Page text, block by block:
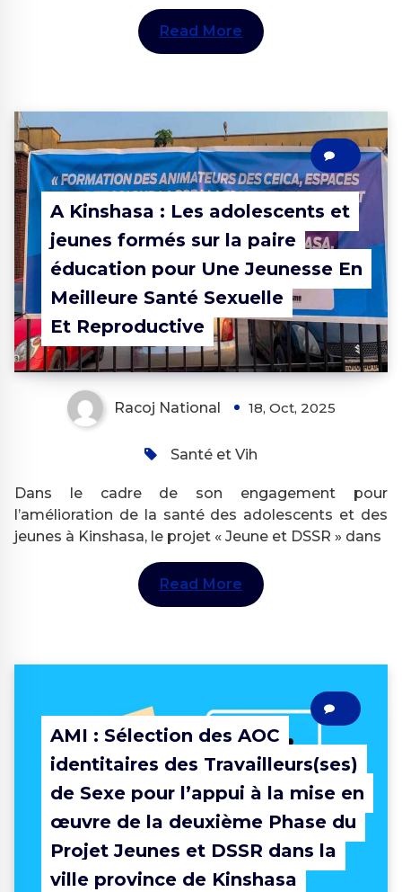
Read More
A Kinshasa : Les adolescents et
jeunes formés sur la paire
éducation pour Une Jeunesse En
Meilleure Santé Sexuelle
Et Reproductive
Racoj National 18, Oct, 2025
Santé et Vih
Dans le cadre de son engagement pour
l’amélioration de la santé des adolescents et des
jeunes à Kinshasa, le projet « Jeune et DSSR » dans
Read More
AMI : Sélection des AOC
identitaires des Travailleurs(ses)
de Sexe pour l’appui à la mise en
œuvre de la deuxième Phase du
Projet Jeunes et DSSR dans la
ville province de Kinshasa